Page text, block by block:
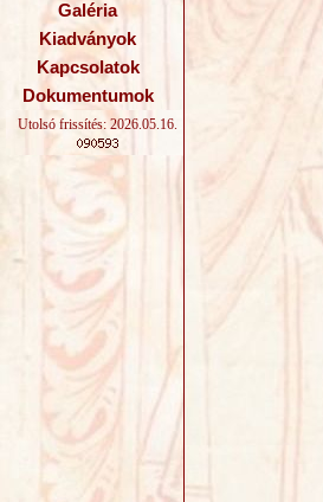
Galéria
Kiadványok
Kapcsolatok
Dokumentumok
Utolsó frissítés: 2026.05.16.